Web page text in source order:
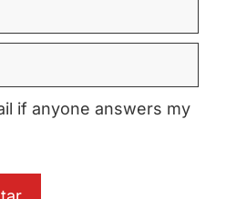
if anyone answers my